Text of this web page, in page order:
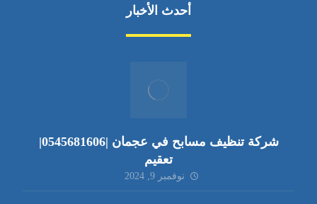
أحدث الأخبار
شركة تنظيف مسابح في عجمان |0545681606|
تعقيم
نوفمبر 9, 2024